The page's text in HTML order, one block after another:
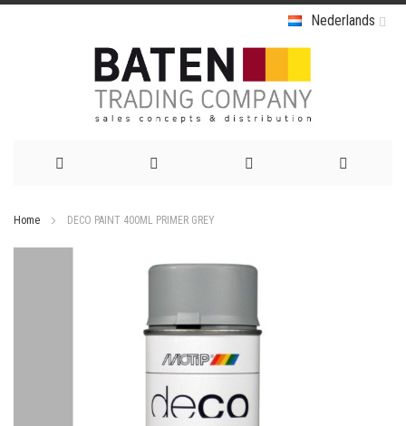
Nederlands
Home DECO PAINT 400ML PRIMER GREY